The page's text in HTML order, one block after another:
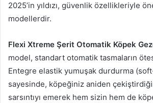
2025’in yıldızı, güvenlik özellikleriyle
modellerdir.
Flexi Xtreme Şerit Otomatik Köpek
model, standart otomatik tasmaların
Entegre elastik yumuşak durdurma
sayesinde, köpeğiniz aniden
sarsıntıyı emerek hem sizin hem de